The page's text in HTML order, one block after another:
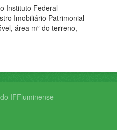
Instituto Federal
Imobiliário Patrimonial
área m² do terreno,
IFFluminense